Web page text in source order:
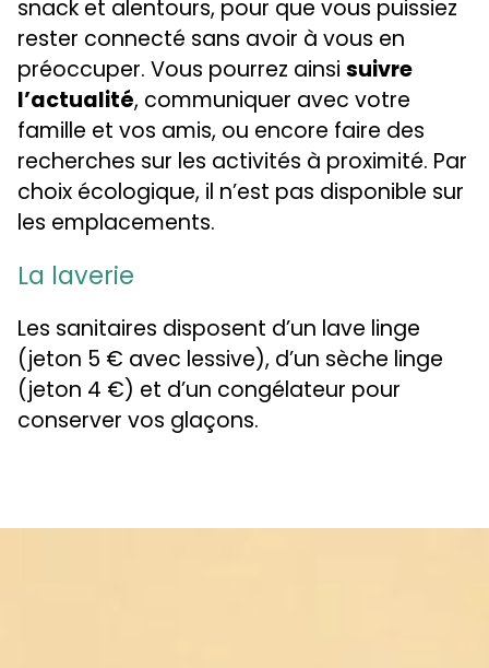
snack et alentours, pour que vous puissiez
rester connecté sans avoir à vous en
préoccuper. Vous pourrez ainsi suivre
l’actualité, communiquer avec votre
famille et vos amis, ou encore faire des
recherches sur les activités à proximité. Par
choix écologique, il n’est pas disponible sur
les emplacements.
La laverie
Les sanitaires disposent d’un lave linge
(jeton 5 € avec lessive), d’un sèche linge
(jeton 4 €) et d’un congélateur pour
conserver vos glaçons.